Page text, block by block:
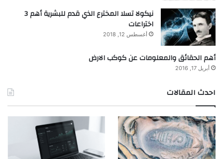
نيكولا تسلا المخترع الذي قدم للبشرية أهم 3
اختراعات
أغسطس 12, 2018
أهم الحقائق والمعلومات عن كوكب الارض
أبريل 17, 2016
احدث المقالات